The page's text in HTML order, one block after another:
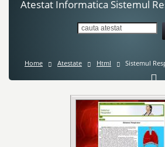
Atestat Informatica Sistemul
Home Atestate Html Sistemul